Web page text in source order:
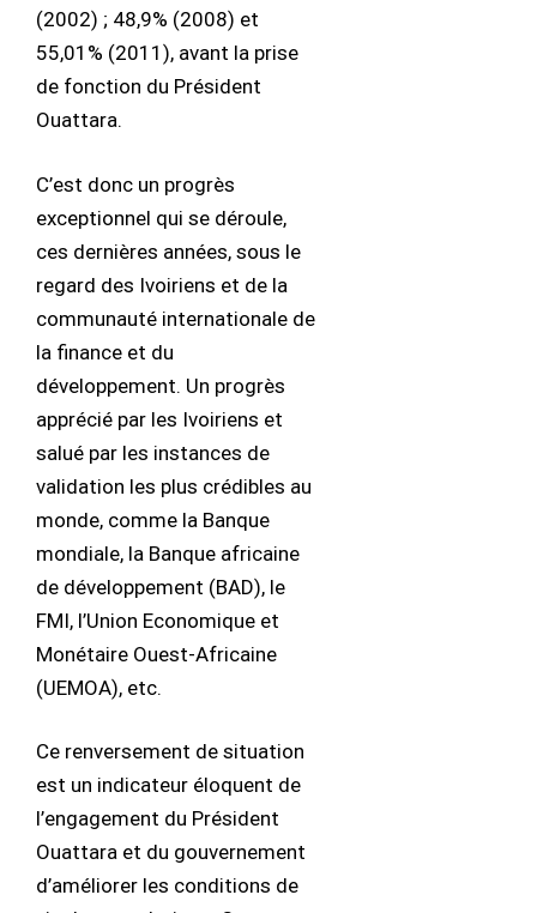
(2002) ; 48,9% (2008) et
55,01% (2011), avant la prise
de fonction du Président
Ouattara.
C’est donc un progrès
exceptionnel qui se déroule,
ces dernières années, sous le
regard des Ivoiriens et de la
communauté internationale de
la finance et du
développement. Un progrès
apprécié par les Ivoiriens et
salué par les instances de
validation les plus crédibles au
monde, comme la Banque
mondiale, la Banque africaine
de développement (BAD), le
FMI, l’Union Economique et
Monétaire Ouest-Africaine
(UEMOA), etc.
Ce renversement de situation
est un indicateur éloquent de
l’engagement du Président
Ouattara et du gouvernement
d’améliorer les conditions de